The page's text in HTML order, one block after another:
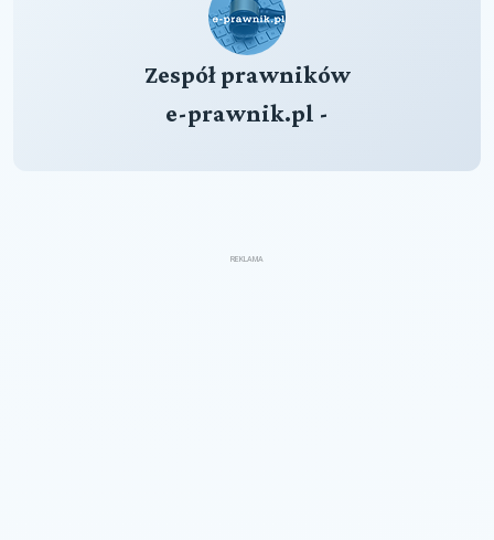
Zespół prawników
e-prawnik.pl -
REKLAMA